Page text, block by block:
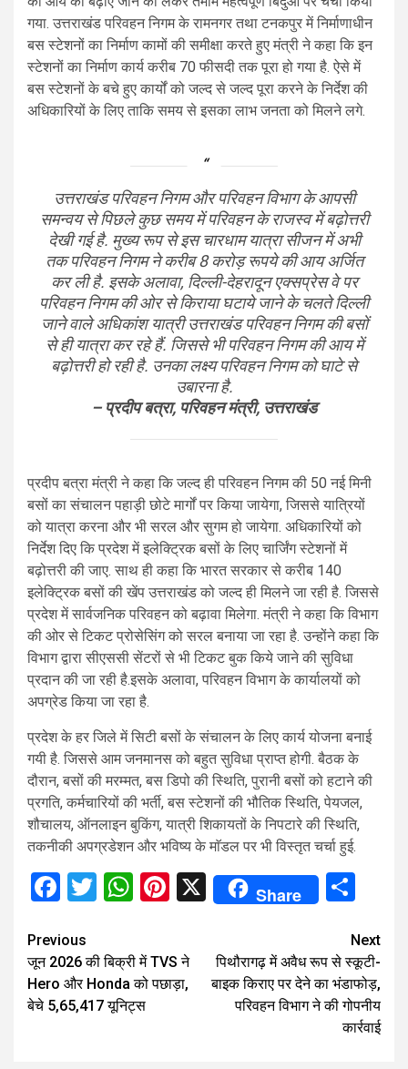
गया. उत्तराखंड परिवहन निगम के रामनगर तथा टनकपुर में निर्माणाधीन
बस स्टेशनों का निर्माण कामों की समीक्षा करते हुए मंत्री ने कहा कि इन
स्टेशनों का निर्माण कार्य करीब 70 फीसदी तक पूरा हो गया है. ऐसे में
बस स्टेशनों के बचे हुए कार्यों को जल्द से जल्द पूरा करने के निर्देश की
अधिकारियों के लिए ताकि समय से इसका लाभ जनता को मिलने लगे.
उत्तराखंड परिवहन निगम और परिवहन विभाग के आपसी
समन्वय से पिछले कुछ समय में परिवहन के राजस्व में बढ़ोत्तरी
देखी गई है. मुख्य रूप से इस चारधाम यात्रा सीजन में अभी
तक परिवहन निगम ने करीब 8 करोड़ रूपये की आय अर्जित
कर ली है. इसके अलावा, दिल्ली-देहरादून एक्सप्रेस वे पर
परिवहन निगम की ओर से किराया घटाये जाने के चलते दिल्ली
जाने वाले अधिकांश यात्री उत्तराखंड परिवहन निगम की बसों
से ही यात्रा कर रहे हैं. जिससे भी परिवहन निगम की आय में
बढ़ोत्तरी हो रही है. उनका लक्ष्य परिवहन निगम को घाटे से
उबारना है.
– प्रदीप बत्रा, परिवहन मंत्री, उत्तराखंड
प्रदीप बत्रा मंत्री ने कहा कि जल्द ही परिवहन निगम की 50 नई मिनी
बसों का संचालन पहाड़ी छोटे मार्गों पर किया जायेगा, जिससे यात्रियों
को यात्रा करना और भी सरल और सुगम हो जायेगा. अधिकारियों को
निर्देश दिए कि प्रदेश में इलेक्ट्रिक बसों के लिए चार्जिंग स्टेशनों में
बढ़ोत्तरी की जाए. साथ ही कहा कि भारत सरकार से करीब 140
इलेक्ट्रिक बसों की खेंप उत्तराखंड को जल्द ही मिलने जा रही है. जिससे
प्रदेश में सार्वजनिक परिवहन को बढ़ावा मिलेगा. मंत्री ने कहा कि विभाग
की ओर से टिकट प्रोसेसिंग को सरल बनाया जा रहा है. उन्होंने कहा कि
विभाग द्वारा सीएससी सेंटरों से भी टिकट बुक किये जाने की सुविधा
प्रदान की जा रही है.इसके अलावा, परिवहन विभाग के कार्यालयों को
अपग्रेड किया जा रहा है.
प्रदेश के हर जिले में सिटी बसों के संचालन के लिए कार्य योजना बनाई
गयी है. जिससे आम जनमानस को बहुत सुविधा प्राप्त होगी. बैठक के
दौरान, बसों की मरम्मत, बस डिपो की स्थिति, पुरानी बसों को हटाने की
प्रगति, कर्मचारियों की भर्ती, बस स्टेशनों की भौतिक स्थिति, पेयजल,
शौचालय, ऑनलाइन बुकिंग, यात्री शिकायतों के निपटारे की स्थिति,
तकनीकी अपग्रडेशन और भविष्य के माॅडल पर भी विस्तृत चर्चा हुई.
Facebook
Twitter
WhatsApp
Pinterest
X Share
Continue
Reading
Previous
जून 2026 की बिक्री में TVS ने
Hero और Honda को पछाड़ा,
बेचे 5,65,417 यूनिट्स
Next
पिथौरागढ़ में अवैध रूप से स्कूटी-
बाइक किराए पर देने का भंडाफोड़,
परिवहन विभाग ने की गोपनीय
कार्रवाई